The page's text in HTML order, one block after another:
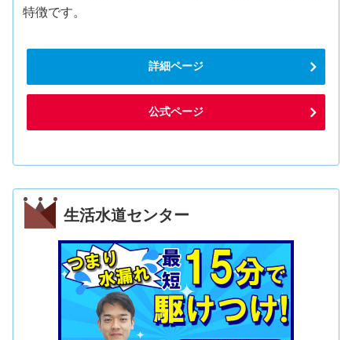
特徴です。
詳細ページ
公式ページ
生活水道センター